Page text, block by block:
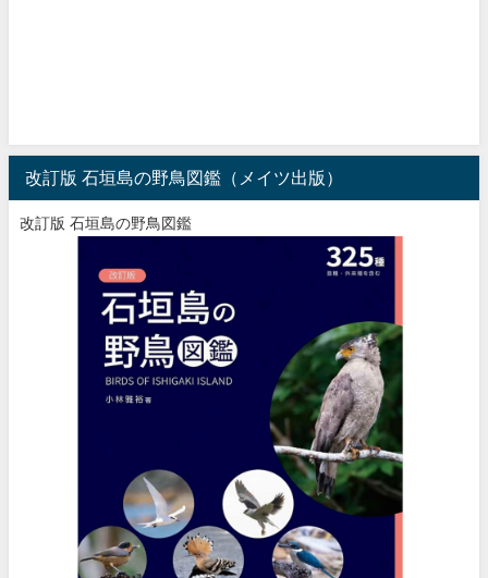
改訂版 石垣島の野鳥図鑑（メイツ出版）
改訂版 石垣島の野鳥図鑑